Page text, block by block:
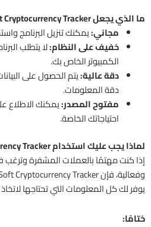
ما الذي يجعل VovSoft Cryptocurrency Tracker مميزًا؟
مجاني:يمكنك تنزيل البرنامج
خفيف على النظام:لا يتطلب
الكمبيوتر الخاص بك.
دقة عالية:يتم الحصول على
دقة المعلومات.
مفتوح المصدر:يمكنك الاطلاع
احتياجاتك الخاصة.
لماذا يجب عليك استخدام VovSoft Cryptocurrency Tracker؟
إذا كنت مهتمًا بالعملات المشفرة وترغب
يوفر لك كل المعلومات التي تحتاجها
ختامًا: